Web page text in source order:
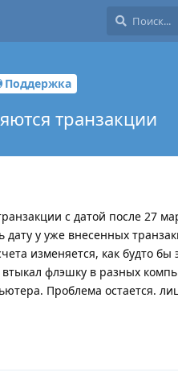
Поддержка
транзакции
с датой после 27
дату у уже внесенных
изменяется, как будто бы
флэшку в разных
Проблема остается.